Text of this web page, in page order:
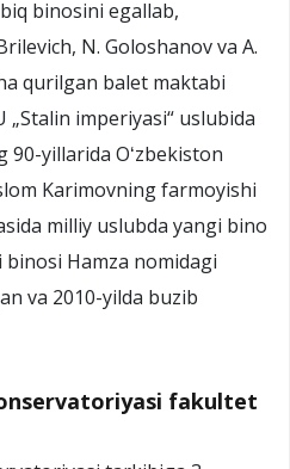
binosini egallab,
N. Goloshanov va A.
qurilgan balet maktabi
„Stalin imperiyasi“ uslubida
90-yillarida Oʻzbekiston
Karimovning farmoyishi
milliy uslubda yangi bino
Hamza nomidagi
va 2010-yilda buzib
fakultet